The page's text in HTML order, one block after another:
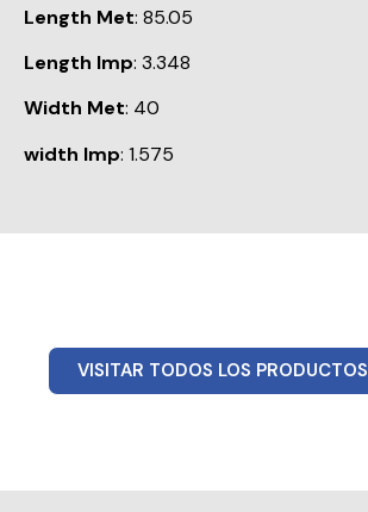
Length Met: 85.05
Length Imp: 3.348
Width Met: 40
width Imp: 1.575
VISITAR TODOS LOS PRODUCTOS